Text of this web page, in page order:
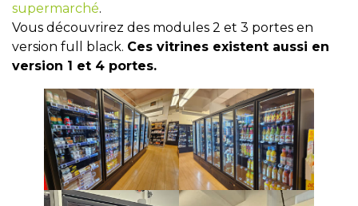
supermarché.
Vous découvrirez des modules 2 et 3 portes en
version full black. Ces vitrines existent aussi en
version 1 et 4 portes.